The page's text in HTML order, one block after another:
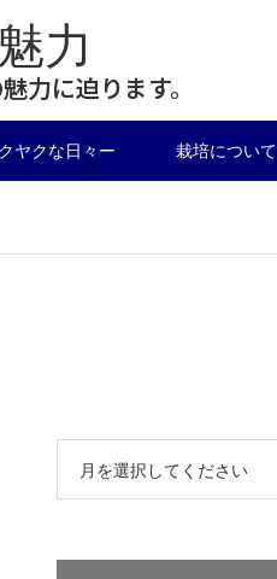
力
力に迫ります。
ヤクな日々ー 栽培について
月を選択してください